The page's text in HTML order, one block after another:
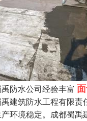
防水公司经验丰富
建筑防水工程有限
环境稳定。成都蜀